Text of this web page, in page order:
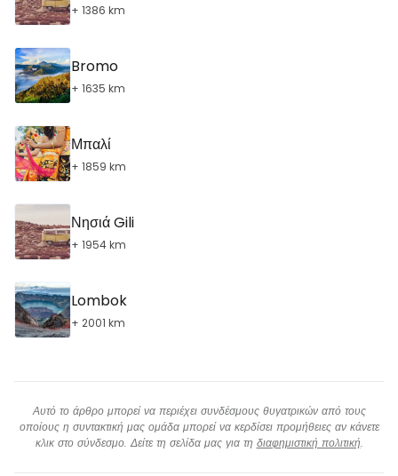
+ 1386 km
Bromo
+ 1635 km
Μπαλί
+ 1859 km
Νησιά Gili
+ 1954 km
Lombok
+ 2001 km
Αυτό το άρθρο μπορεί να περιέχει συνδέσμους θυγατρικών από τους
οποίους η συντακτική μας ομάδα μπορεί να κερδίσει προμήθειες αν κάνετε
κλικ στο σύνδεσμο. Δείτε τη σελίδα μας για τη διαφημιστική πολιτική.